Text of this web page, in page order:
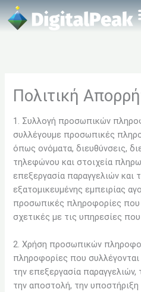
Μετάβαση
στο
περιεχόμενο
Πολιτική
1. Συλλογή προσωπικών
συλλέγουμε προσωπικές
όπως ονόματα, διευθύνσεις,
τηλεφώνου και στοιχεία
επεξεργασία παραγγελιών και
εξατομικευμένης εμπειρίας
προσωπικές πληροφορίες που
σχετικές με τις υπηρεσίες
2. Χρήση προσωπικών
πληροφορίες που συλλέγονται
την επεξεργασία
την αποστολή, την υποστήριξη